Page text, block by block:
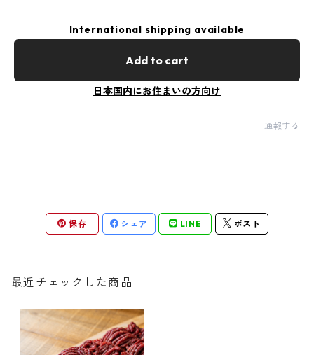
International shipping available
Add to cart
日本国内にお住まいの方向け
通報する
保存 シェア LINE ポスト
最近チェックした商品